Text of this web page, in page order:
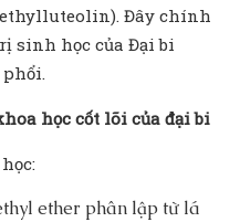
Đây chính
sinh học của Đại bi
học cốt lõi của đại bi
ether phân lập từ lá